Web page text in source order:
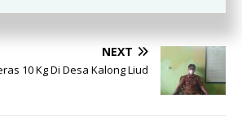
NEXT
10 Kg Di Desa Kalong Liud